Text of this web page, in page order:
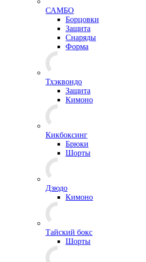
САМБО
Борцовки
Защита
Снаряды
Форма
Тхэквондо
Защита
Кимоно
Кикбоксинг
Брюки
Шорты
Дзюдо
Кимоно
Тайский бокс
Шорты